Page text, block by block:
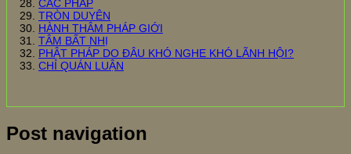
CÁC PHÁP
TRÒN DUYÊN
HÀNH THÂM PHÁP GIỚI
TÂM BẤT NHỊ
PHẬT PHÁP DO ĐÂU KHÓ NGHE KHÓ LÃNH HỘI?
CHỈ QUÁN LUẬN
Post navigation